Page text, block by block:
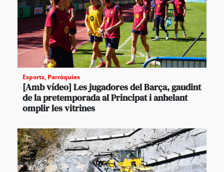
Esports, Parròquies
[Amb vídeo] Les jugadores del Barça, gaudint
de la pretemporada al Principat i anhelant
omplir les vitrines